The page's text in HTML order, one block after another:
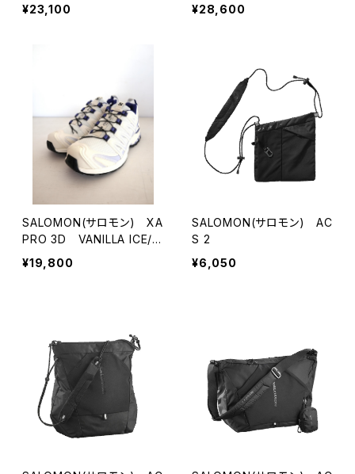
¥23,100
¥28,600
SALOMON(サロモン) XA
PRO 3D VANILLA ICE/B
LUEING/COSMIC SKY
¥19,800
SALOMON(サロモン) AC
S 2
¥6,050